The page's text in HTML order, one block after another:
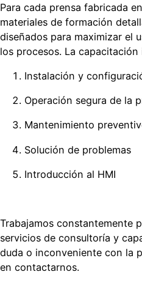
Para cada prensa fabricada
materiales de formación
diseñados para maximizar el
los procesos. La capacitación
Instalación y
Operación segura de la
Mantenimiento
Solución de problemas
Introducción al HMI
Trabajamos constantemente
servicios de consultoría y
duda o inconveniente con la
en contactarnos.